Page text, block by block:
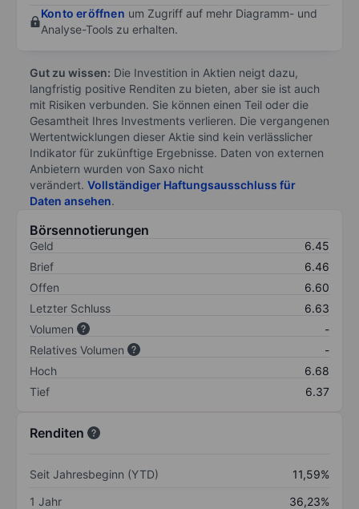
Konto eröffnen um Zugriff auf mehr Diagramm- und
Analyse-Tools zu erhalten.
Gut zu wissen: Die Investition in Aktien neigt dazu,
langfristig positive Renditen zu bieten, aber sie ist auch
mit Risiken verbunden. Sie können einen Teil oder die
Gesamtheit Ihres Investments verlieren. Die vergangenen
Wertentwicklungen dieser Aktie sind kein verlässlicher
Indikator für zukünftige Ergebnisse. Daten von externen
Anbietern wurden von Saxo nicht
verändert. Vollständiger Haftungsausschluss für
Daten ansehen.
Börsennotierungen
Geld
6.45
Brief
6.46
Offen
6.60
Letzter Schluss
6.63
Volumen
-
Relatives Volumen
-
Hoch
6.68
Tief
6.37
Renditen
Seit Jahresbeginn (YTD)
11,59%
1 Jahr
36,23%